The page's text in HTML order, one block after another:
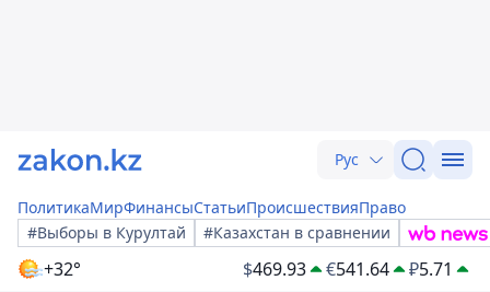
Рус
ПолитикаМирФинансыСтатьиПроисшествияПраво
#Выборы в Курултай
#Казахстан в сравнении
+32° $469.93 €541.64 ₽5.71